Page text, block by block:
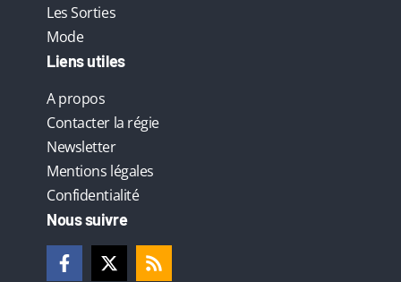
Les Sorties
Mode
Liens utiles
A propos
Contacter la régie
Newsletter
Mentions légales
Confidentialité
Nous suivre